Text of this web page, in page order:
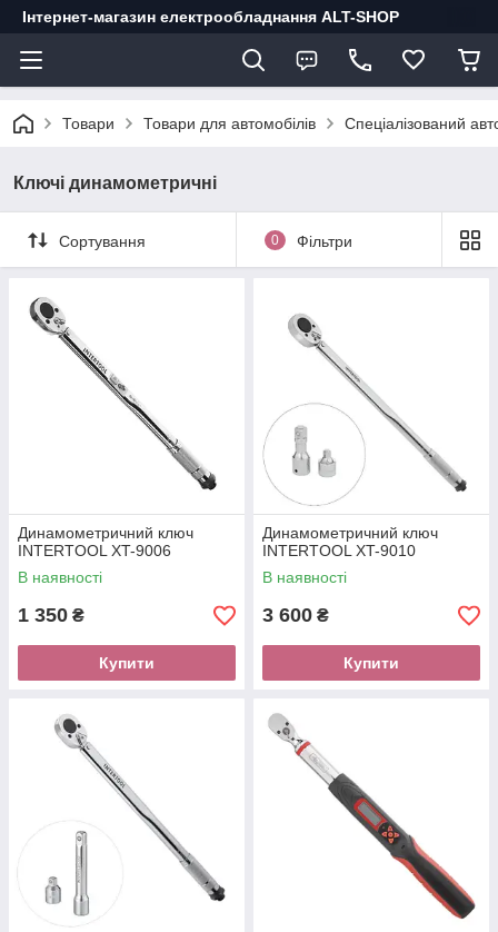
Інтернет-магазин електрообладнання ALT-SHOP
Товари Товари для автомобілів Спеціалізований
Ключі динамометричні
Сортування 0 Фільтри
Динамометричний ключ
INTERTOOL XT-9006
В наявності
1 350 ₴
Купити
Динамометричний ключ
INTERTOOL XT-9010
В наявності
3 600 ₴
Купити